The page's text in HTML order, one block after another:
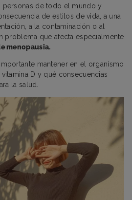
personas de todo el mundo y
de estilos de vida, a una
a la contaminación o al
problema que afecta especialmente
menopausia.
mantener en el organismo
D y qué consecuencias
la salud.